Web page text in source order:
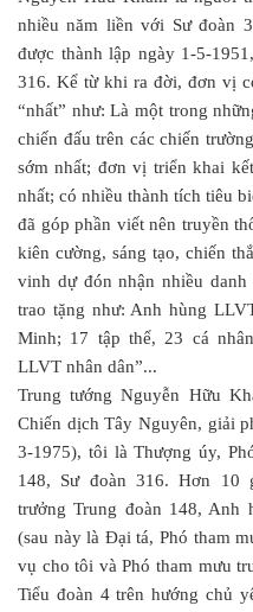
nhiều năm liền với Sư đoàn
được thành lập ngày 1-5-
316. Kể từ khi ra đời, đơn vị
“nhất” như: Là một trong
chiến đấu trên các chiến
sớm nhất; đơn vị triển khai
nhất; có nhiều thành tích tiêu
đã góp phần viết nên truyền
kiên cường, sáng tạo, chiến
vinh dự đón nhận nhiều
trao tặng như: Anh hùng
Minh; 17 tập thể, 23 cá
LLVT nhân dân”...
Trung tướng Nguyễn Hữu
Chiến dịch Tây Nguyên, giải
3-1975), tôi là Thượng úy,
148, Sư đoàn 316. Hơn 10
trưởng Trung đoàn 148,
(sau này là Đại tá, Phó tham
vụ cho tôi và Phó tham mưu
Tiểu đoàn 4 trên hướng chủ